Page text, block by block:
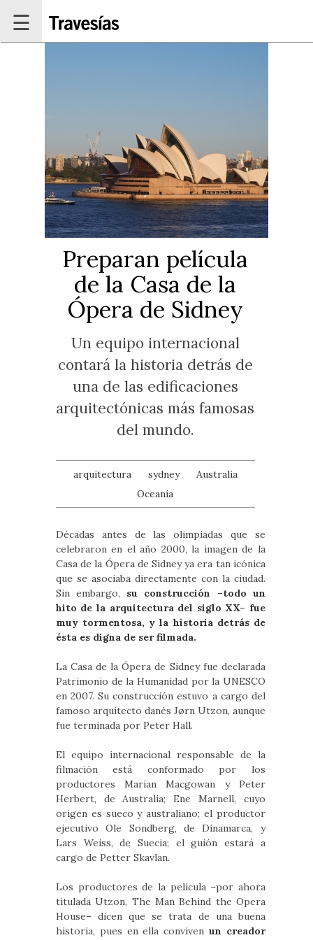
☰
Preparan película
de la Casa de la
Ópera de Sidney
Un equipo internacional
contará la historia detrás de
una de las edificaciones
arquitectónicas más famosas
del mundo.
arquitectura sydney
Australia
Oceanía
Décadas antes de las olimpiadas que se
celebraron en el año 2000, la imagen de la
Casa de la Ópera de Sidney ya era tan icónica
que se asociaba directamente con la ciudad.
Sin embargo, su construcción –todo un
hito de la arquitectura del siglo XX– fue
muy tormentosa, y la historia detrás de
ésta es digna de ser filmada.
La Casa de la Ópera de Sidney fue declarada
Patrimonio de la Humanidad por la UNESCO
en 2007. Su construcción estuvo a cargo del
famoso arquitecto danés Jørn Utzon, aunque
fue terminada por Peter Hall.
El equipo internacional responsable de la
filmación está conformado por los
productores Marian Macgowan y Peter
Herbert, de Australia; Ene Marnell, cuyo
origen es sueco y australiano; el productor
ejecutivo Ole Sondberg, de Dinamarca, y
Lars Weiss, de Suecia; el guión estará a
cargo de Petter Skavlan.
Los productores de la película –por ahora
titulada Utzon, The Man Behind the Opera
House– dicen que se trata de una buena
historia, pues en ella convivenun creador